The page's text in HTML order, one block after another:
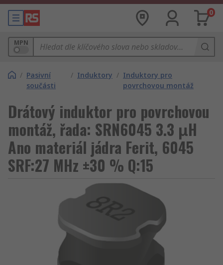
0
MPN
/ Pasivní
součásti
/ Induktory / Induktory pro
povrchovou montáž
Drátový induktor pro povrchovou
montáž, řada: SRN6045 3.3 μH
Ano materiál jádra Ferit, 6045
SRF:27 MHz ±30 % Q:15